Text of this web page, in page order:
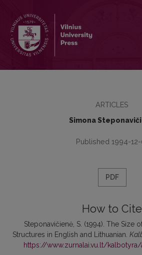
ARTICLES
Simona
Published 1994-12-
PDF
How to Cite
Steponavičienė, S. (1994). The Size
Structures in English and Lithuanian.
https://www.zurnalai.vu.lt/